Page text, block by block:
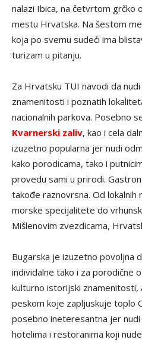
nalazi Ibica, na četvrtom grčko
mestu Hrvatska. Na šestom
koja po svemu sudeći ima
turizam u pitanju.
Za Hrvatsku TUI navodi da
znamenitosti i poznatih
nacionalnih parkova. Posebno
Kvarnerski zaliv, kao i cela
izuzetno popularna jer nudi
kako porodicama, tako i
provedu sami u prirodi.
takođe raznovrsna. Od
morske specijalitete do
Mišlenovim zvezdicama,
Bugarska je izuzetno povoljna
individalne tako i za porodične
kulturno istorijski znamenitosti,
peskom koje zapljuskuje toplo
posebno ineteresantna jer
hotelima i restoranima koji